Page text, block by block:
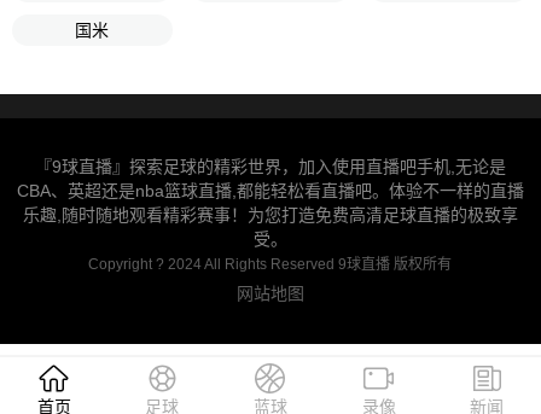
国米
『9球直播』探索足球的精彩世界，加入使用直播吧手机,无论是
CBA、英超还是nba篮球直播,都能轻松看直播吧。体验不一样的直播
乐趣,随时随地观看精彩赛事！为您打造免费高清足球直播的极致享
受。
Copyright ? 2024 All Rights Reserved 9球直播 版权所有
网站地图
首页 足球 蓝球 录像 新闻